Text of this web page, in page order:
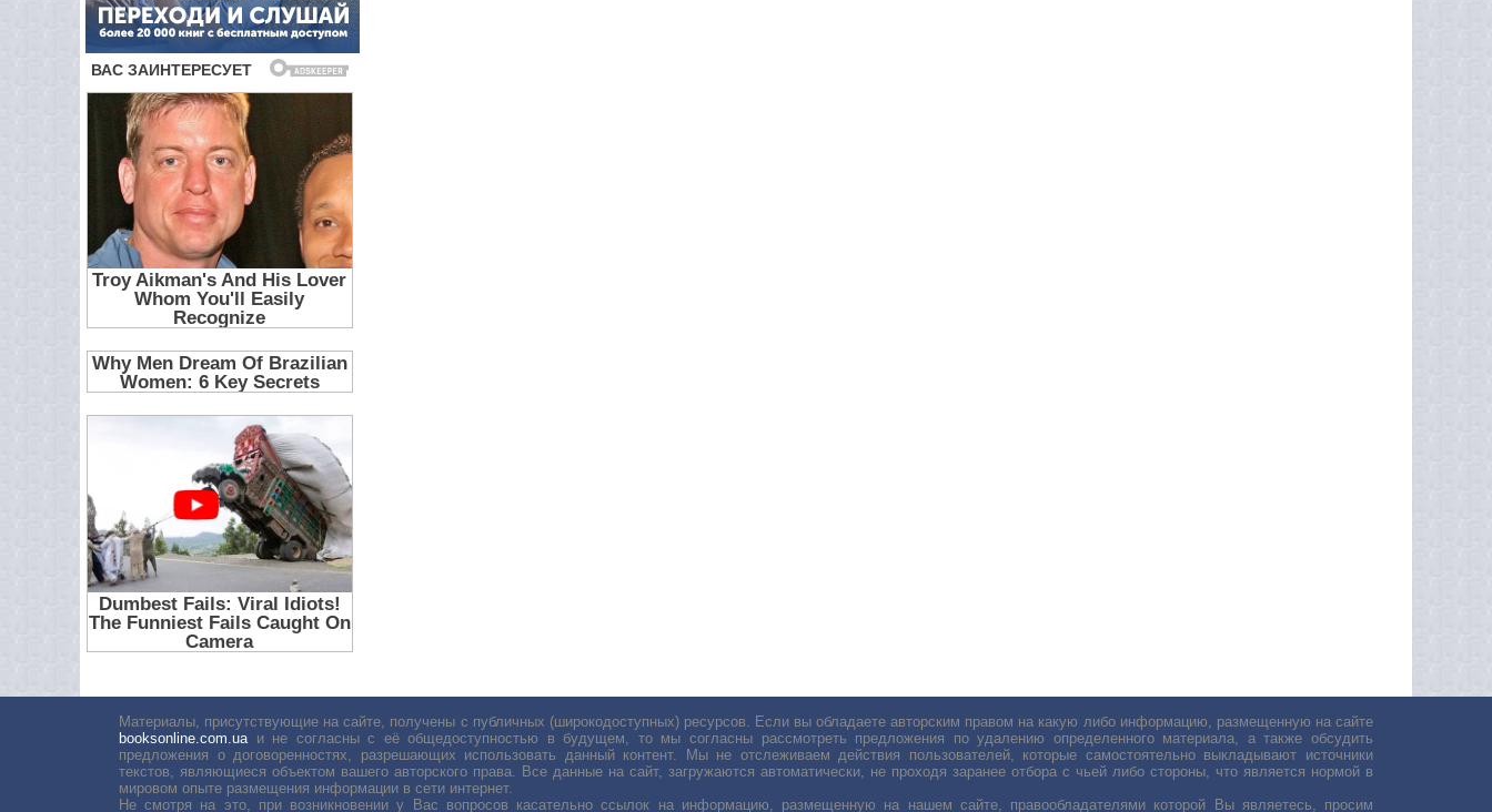
Материалы, присутствующие на сайте, получены с публичных (широкодоступных) ресурсов. Если вы обладаете авторским правом на какую либо информацию, размещенную на сайте
booksonline.com.ua и не согласны с её общедоступностью в будущем, то мы согласны рассмотреть предложения по удалению определенного материала, а также обсудить
предложения о договоренностях, разрешающих использовать данный контент. Мы не отслеживаем действия пользователей, которые самостоятельно выкладывают источники
текстов, являющиеся объектом вашего авторского права. Все данные на сайт, загружаются автоматически, не проходя заранее отбора с чьей либо стороны, что является нормой в
мировом опыте размещения информации в сети интернет.
Не смотря на это, при возникновении у Вас вопросов касательно ссылок на информацию, размещенную на нашем сайте, правообладателями которой Вы являетесь, просим